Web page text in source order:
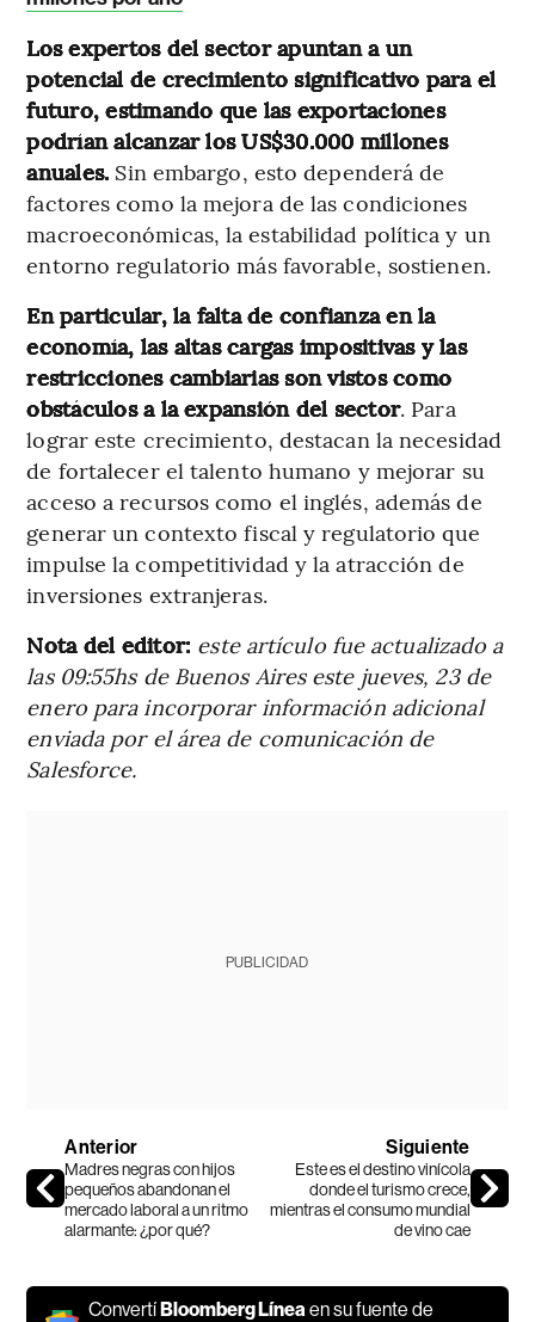
Los expertos del sector apuntan a un
potencial de crecimiento significativo para el
futuro, estimando que las exportaciones
podrían alcanzar los US$30.000 millones
anuales. Sin embargo, esto dependerá de
factores como la mejora de las condiciones
macroeconómicas, la estabilidad política y un
entorno regulatorio más favorable, sostienen.
En particular, la falta de confianza en la
economía, las altas cargas impositivas y las
restricciones cambiarias son vistos como
obstáculos a la expansión del sector. Para
lograr este crecimiento, destacan la necesidad
de fortalecer el talento humano y mejorar su
acceso a recursos como el inglés, además de
generar un contexto fiscal y regulatorio que
impulse la competitividad y la atracción de
inversiones extranjeras.
Nota del editor: este artículo fue actualizado a
las 09:55hs de Buenos Aires este jueves, 23 de
enero para incorporar información adicional
enviada por el área de comunicación de
Salesforce.
PUBLICIDAD
Anterior
Madres negras con hijos
pequeños abandonan el
mercado laboral a un ritmo
alarmante: ¿por qué?
Siguiente
Este es el destino vinícola
donde el turismo crece,
mientras el consumo mundial
de vino cae
ConvertíBloomberg Líneaen su fuente de